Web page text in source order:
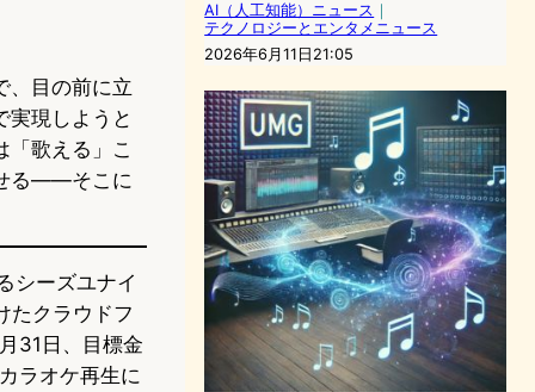
、目の前に立
実現しようと
歌える」こ
る——そこに
シーズユナイ
たクラウドフ
31日、目標金
ラオケ再生に
AI（人工知能）ニュース ｜
テクノロジーとエンタメニュース
2026年6月11日21:05